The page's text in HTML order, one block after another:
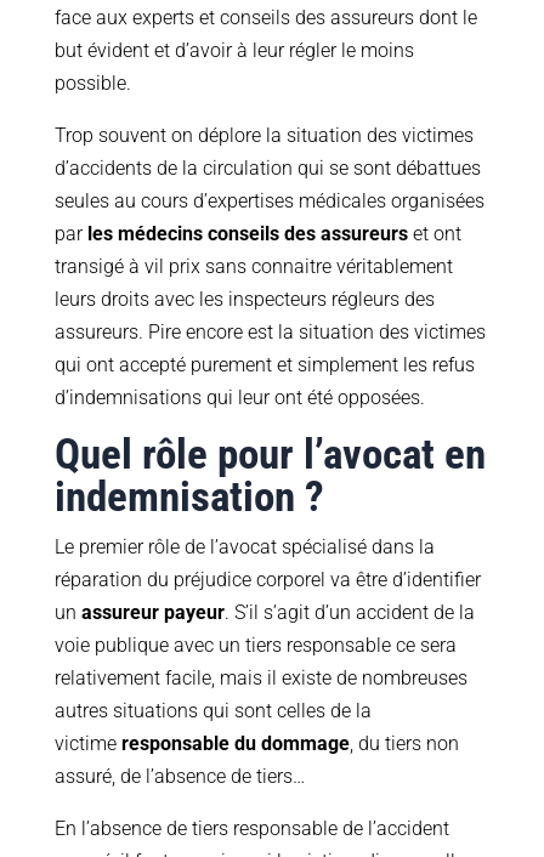
face aux experts et conseils des assureurs dont le
but évident et d’avoir à leur régler le moins
possible.
Trop souvent on déplore la situation des victimes
d’accidents de la circulation qui se sont débattues
seules au cours d’expertises médicales organisées
par les médecins conseils des assureurs et ont
transigé à vil prix sans connaitre véritablement
leurs droits avec les inspecteurs régleurs des
assureurs. Pire encore est la situation des victimes
qui ont accepté purement et simplement les refus
d’indemnisations qui leur ont été opposées.
Quel rôle pour l’avocat en
indemnisation ?
Le premier rôle de l’avocat spécialisé dans la
réparation du préjudice corporel va être d’identifier
un assureur payeur. S’il s’agit d’un accident de la
voie publique avec un tiers responsable ce sera
relativement facile, mais il existe de nombreuses
autres situations qui sont celles de la
victime responsable du dommage, du tiers non
assuré, de l’absence de tiers…
En l’absence de tiers responsable de l’accident